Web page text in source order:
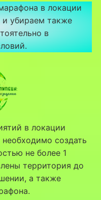
в локации
убираем также
в
в локации
создать
не более 1
территория до
а также